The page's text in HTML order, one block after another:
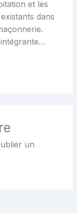
et les
dans
un